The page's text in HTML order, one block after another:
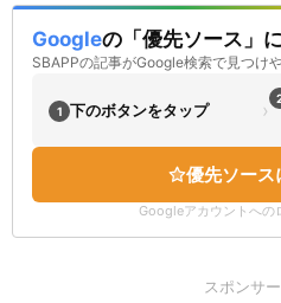
Googleの「優先ソース」
SBAPPの記事がGoogle検索で見つけ
1 下のボタンをタップ ›
優先ソース
Googleアカウントへの
スポンサ